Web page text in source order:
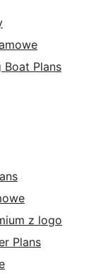
Boat Plans
z logo
Plans